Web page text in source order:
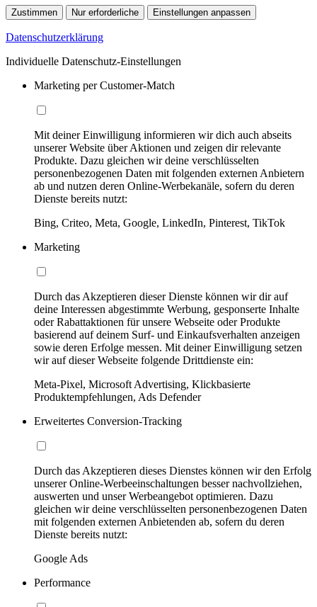
Zustimmen Nur erforderliche Einstellungen anpassen
Datenschutzerklärung
Individuelle Datenschutz-Einstellungen
Marketing per Customer-Match
Mit deiner Einwilligung informieren wir dich auch abseits
unserer Website über Aktionen und zeigen dir relevante
Produkte. Dazu gleichen wir deine verschlüsselten
personenbezogenen Daten mit folgenden externen Anbietern
ab und nutzen deren Online-Werbekanäle, sofern du deren
Dienste bereits nutzt:
Bing, Criteo, Meta, Google, LinkedIn, Pinterest, TikTok
Marketing
Durch das Akzeptieren dieser Dienste können wir dir auf
deine Interessen abgestimmte Werbung, gesponserte Inhalte
oder Rabattaktionen für unsere Webseite oder Produkte
basierend auf deinem Surf- und Einkaufsverhalten anzeigen
sowie deren Erfolge messen. Mit deiner Einwilligung setzen
wir auf dieser Webseite folgende Drittdienste ein:
Meta-Pixel, Microsoft Advertising, Klickbasierte
Produktempfehlungen, Ads Defender
Erweitertes Conversion-Tracking
Durch das Akzeptieren dieses Dienstes können wir den Erfolg
unserer Online-Werbeeinschaltungen besser nachvollziehen,
auswerten und unser Werbeangebot optimieren. Dazu
gleichen wir deine verschlüsselten personenbezogenen Daten
mit folgenden externen Anbietenden ab, sofern du deren
Dienste bereits nutzt:
Google Ads
Performance